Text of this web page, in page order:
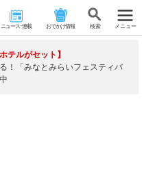
ニュース･連載 おでかけ情報 検 索 メニュー
テルがセット】
！「みなとみらいフェスティバ